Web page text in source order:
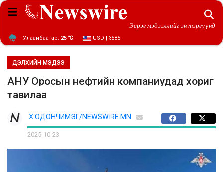
Эерэг мэдээллийг эн тэргүүнд
Улаанбаатар: 25 ℃ USD | 3585
ДЭЛХИЙН МЭДЭЭ
АНУ Оросын нефтийн компаниудад хориг
тавилаа
Х.ОДОНЧИМЭГ/NEWSWIRE.MN
2025-10-23